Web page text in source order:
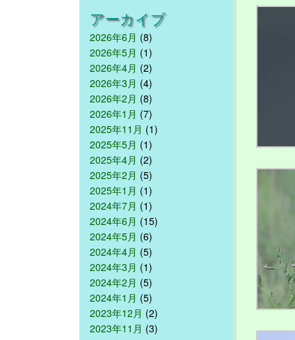
アーカイブ
2026年6月 (8)
2026年5月 (1)
2026年4月 (2)
2026年3月 (4)
2026年2月 (8)
2026年1月 (7)
2025年11月 (1)
2025年5月 (1)
2025年4月 (2)
2025年2月 (5)
2025年1月 (1)
2024年7月 (1)
2024年6月 (15)
2024年5月 (6)
2024年4月 (5)
2024年3月 (1)
2024年2月 (5)
2024年1月 (5)
2023年12月 (2)
2023年11月 (3)